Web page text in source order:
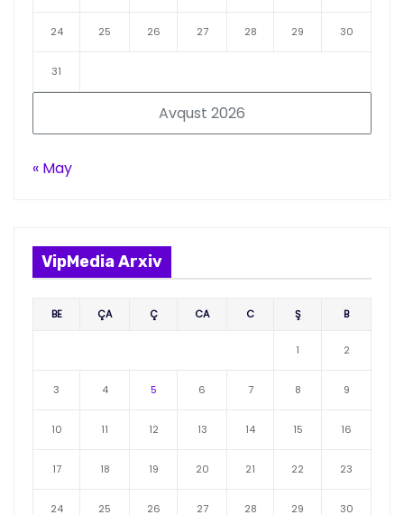
Avqust 2026
24 25 26 27 28 29 30
31
« May
VipMedia Arxiv
BE ÇA Ç CA C Ş B
1 2
3 4 5 6 7 8 9
10 11 12 13 14 15 16
17 18 19 20 21 22 23
24 25 26 27 28 29 30